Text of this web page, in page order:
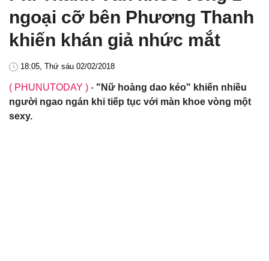
ngoại cỡ bên Phương Thanh
khiến khán giả nhức mắt
18:05, Thứ sáu 02/02/2018
( PHUNUTODAY ) - "Nữ hoàng dao kéo" khiến nhiều
người ngao ngán khi tiếp tục với màn khoe vòng một
sexy.